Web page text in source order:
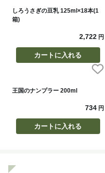
しろうさぎの豆乳 125ml×18本(1
箱)
2,722円
カートに入れる
王国のナンプラー 200ml
734円
カートに入れる